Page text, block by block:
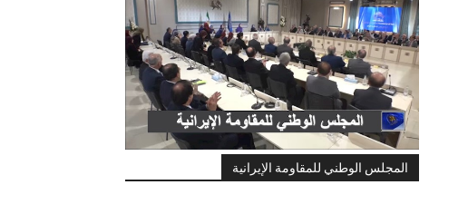
المجلس الوطني للمقاومة الإيرانية